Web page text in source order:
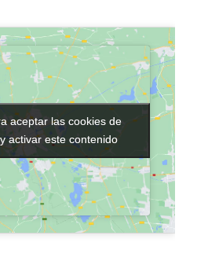
aceptar las cookies de
activar este contenido
aceptar las cookies de
activar este contenido